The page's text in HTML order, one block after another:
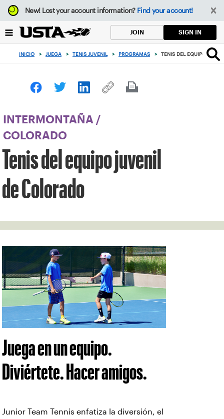
Enfoque
desde
botón
volver
principio
New!Lost your account information? Find your account!
JOIN SIGN IN
INICIO > JUEGA > TENIS JUVENIL > PROGRAMAS > TENIS DEL EQUIPO
INTERMONTAÑA /
COLORADO
Tenis del equipo juvenil
de Colorado
Juega en un equipo.
Diviértete. Hacer amigos.
Junior Team Tennis enfatiza la diversión, el